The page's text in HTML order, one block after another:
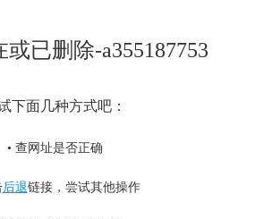
已删除-a355187753
下面几种方式吧：
• 查网址是否正确
后退链接，尝试其他操作